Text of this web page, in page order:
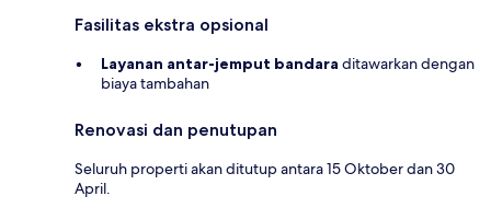
Fasilitas ekstra opsional
Layanan antar-jemput bandara ditawarkan dengan
biaya tambahan
Renovasi dan penutupan
Seluruh properti akan ditutup antara 15 Oktober dan 30
April.